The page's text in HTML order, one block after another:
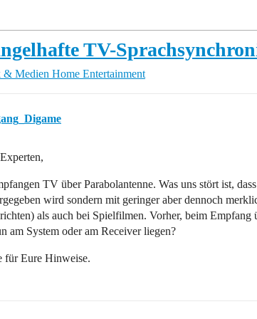
TV-
& Medien Home Entertainment
TV über Parabolantenne. Was uns stört ist,
wird sondern mit geringer aber dennoch
als auch bei Spielfilmen. Vorher, beim
am System oder am Receiver liegen?
für Eure Hinweise.